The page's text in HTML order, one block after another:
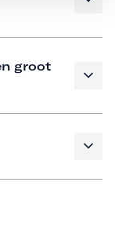
groot